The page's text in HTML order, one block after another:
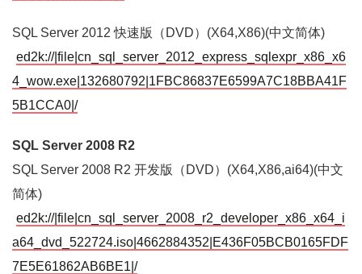
SQL Server 2012 快速版（DVD）(X64,X86)(中文简体)
ed2k://|file|cn_sql_server_2012_express_sqlexpr_x86_x6
4_wow.exe|132680792|1FBC86837E6599A7C18BBA41F
5B1CCA0|/
SQL Server 2008 R2
SQL Server 2008 R2 开发版（DVD）(X64,X86,ai64)(中文
简体)
ed2k://|file|cn_sql_server_2008_r2_developer_x86_x64_i
a64_dvd_522724.iso|4662884352|E436F05BCB0165FDF
7E5E61862AB6BE1|/